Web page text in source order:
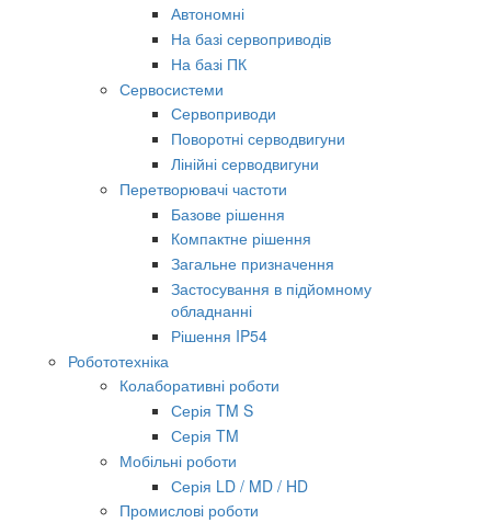
Автономні
На базі сервоприводів
На базі ПК
Сервосистеми
Сервоприводи
Поворотні серводвигуни
Лінійні серводвигуни
Перетворювачі частоти
Базове рішення
Компактне рішення
Загальне призначення
Застосування в підйомному
обладнанні
Рішення IP54
Робототехніка
Колаборативні роботи
Серія TM S
Серія TM
Мобільні роботи
Серія LD / MD / HD
Промислові роботи